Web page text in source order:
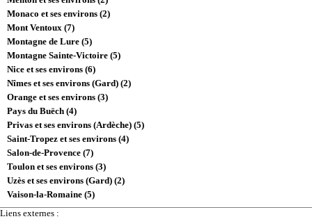
Monaco et ses environs (2)
Mont Ventoux (7)
Montagne de Lure (5)
Montagne Sainte-Victoire (5)
Nice et ses environs (6)
Nîmes et ses environs (Gard) (2)
Orange et ses environs (3)
Pays du Buëch (4)
Privas et ses environs (Ardèche) (5)
Saint-Tropez et ses environs (4)
Salon-de-Provence (7)
Toulon et ses environs (3)
Uzès et ses environs (Gard) (2)
Vaison-la-Romaine (5)
Liens externes :